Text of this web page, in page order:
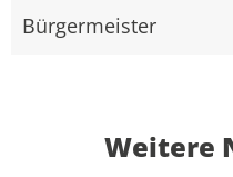
Bürgermeister
Weitere